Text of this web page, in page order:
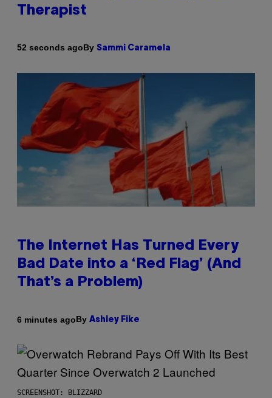
Therapist
52 seconds agoBy Sammi Caramela
The Internet Has Turned Every
Bad Date into a ‘Red Flag’ (And
That’s a Problem)
6 minutes agoBy Ashley Fike
SCREENSHOT: BLIZZARD